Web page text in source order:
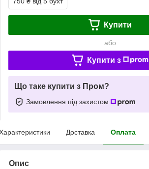
Купити
або
Купити з
Що таке купити з Пром?
Замовлення під захистом
Доставка Оплата
Опис